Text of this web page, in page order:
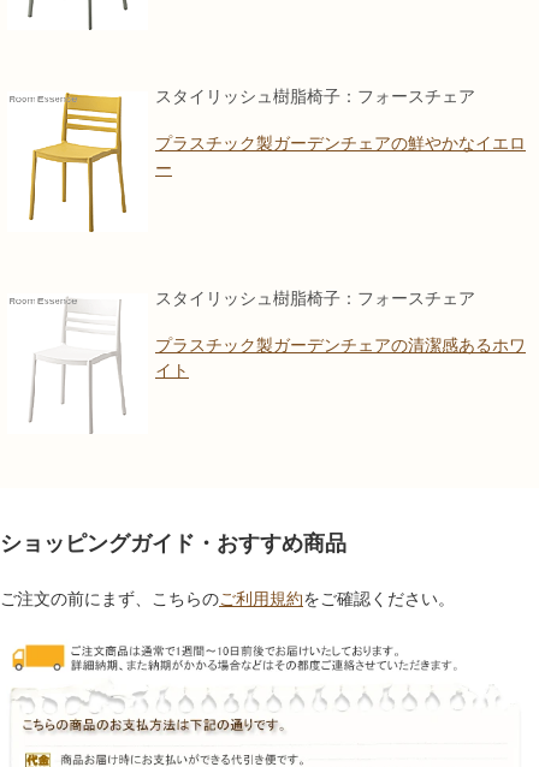
スタイリッシュ樹脂椅子：フォースチェア
プラスチック製ガーデンチェアの鮮やかなイエロ
ー
スタイリッシュ樹脂椅子：フォースチェア
プラスチック製ガーデンチェアの清潔感あるホワ
イト
ショッピングガイド・おすすめ商品
ご注文の前にまず、こちらのご利用規約をご確認ください。